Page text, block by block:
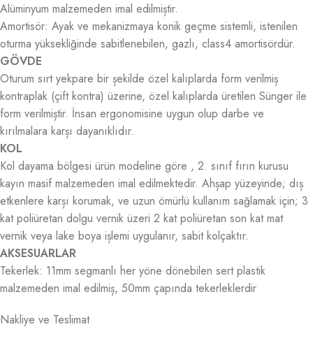
Alüminyum malzemeden imal edilmiștir.
Amortisör: Ayak ve mekanizmaya konik geçme sistemli, istenilen
oturma yüksekliğinde sabitlenebilen, gazlı, class4 amortisördür.
GÖVDE
Oturum sırt yekpare bir șekilde özel kalıplarda form verilmiș
kontraplak (çift kontra) üzerine, özel kalıplarda üretilen Sünger ile
form verilmiștir. İnsan ergonomisine uygun olup darbe ve
kırılmalara karșı dayanıklıdır.
KOL
Kol dayama bölgesi ürün modeline göre , 2. sınıf fırın kurusu
kayın masif malzemeden imal edilmektedir. Ahșap yüzeyinde; dıș
etkenlere karșı korumak, ve uzun ömürlü kullanım sağlamak için; 3
kat poliüretan dolgu vernik üzeri 2 kat poliüretan son kat mat
vernik veya lake boya ișlemi uygulanır, sabit kolçaktır.
AKSESUARLAR
Tekerlek: 11mm segmanlı her yöne dönebilen sert plastik
malzemeden imal edilmiș, 50mm çapında tekerleklerdir
Nakliye ve Teslimat